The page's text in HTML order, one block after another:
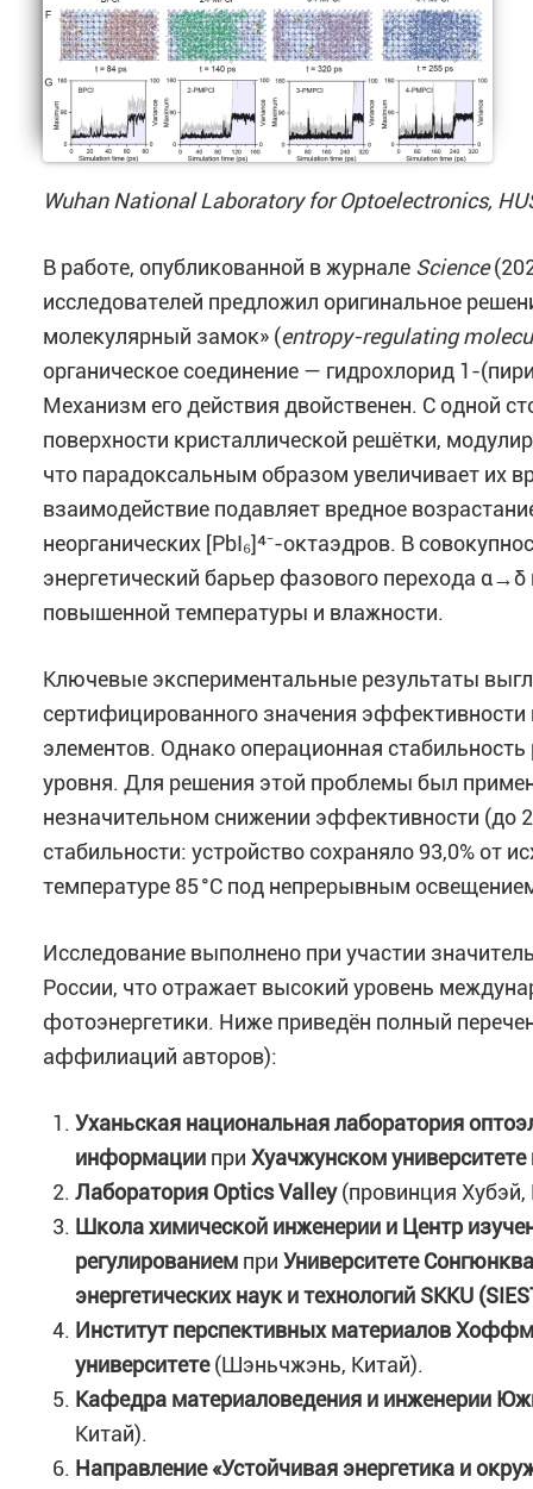
Wuhan National Laboratory for Optoelectronics,
В работе, опубликованной в журнале Science
исследователей предложил оригинальное
молекулярный замок» (entropy-regulating
органическое соединение — гидрохлорид 1-
Механизм его действия двойственен. С одной
поверхности кристаллической решётки,
что парадоксальным образом увеличивает их
взаимодействие подавляет вредное
неорганических [PbI₆]⁴⁻-октаэдров. В
энергетический барьер фазового перехода
повышенной температуры и влажности.
Ключевые экспериментальные результаты
сертифицированного значения эффективности
элементов. Однако операционная
уровня. Для решения этой проблемы был
незначительном снижении эффективности (до
стабильности: устройство сохраняло 93,0% от
температуре 85 °C под непрерывным
Исследование выполнено при участии
России, что отражает высокий уровень
фотоэнергетики. Ниже приведён полный
аффилиаций авторов):
Уханьская национальная лаборатория
информации при Хуачжунском университете
Лаборатория Optics Valley(провинция Хубэй,
Школа химической инженерии и Центр
регулированием при Университете
энергетических наук и технологий SKKU
Институт перспективных материалов
университете(Шэньчжэнь, Китай).
Кафедра материаловедения и инженерии
Китай).
Направление «Устойчивая энергетика и